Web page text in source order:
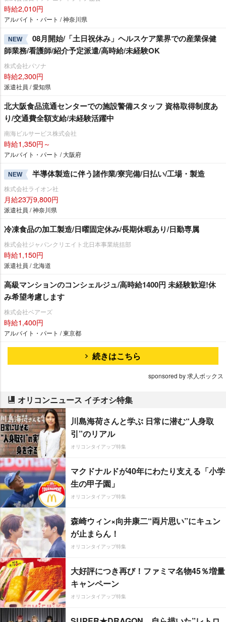
時給2,010円
アルバイト・パート / 神奈川県
NEW
08月開始/「土日祝休み」ヘルスケア業界での産業保健
師業務/看護師/紹介予定派遣/高時給/未経験OK
株式会社パソナ
時給2,300円
派遣社員 / 愛知県
北大阪食品流通センターでの施設警備スタッフ 資格取得制度あ
り/交通費全額支給/未経験活躍中
南海ビルサービス株式会社
時給1,350円～
アルバイト・パート / 大阪府
NEW 半導体製造に伴う諸作業/寮完備/日払い/工場・製造
株式会社ライオン社
月給23万9,800円
派遣社員 / 神奈川県
冷凍食品の加工製造/日曜固定休み/長期休暇あり/日勤専属
株式会社ジャパンクリエイト北日本事業統括部
時給1,150円
派遣社員 / 北海道
高級マンションのコンシェルジュ/高時給1400円 未経験歓迎!休
み希望考慮します
株式会社ベアーズ
時給1,400円
アルバイト・パート / 東京都
続きはこちら
sponsored by 求人ボックス
オリコンニュース イチオシ特集
川島海荷さんと学ぶ 日常に潜む“人身取
引”のリアル
オリコンタイアップ特集
マクドナルドが40年にわたり支える「小学
生の甲子園」
オリコンタイアップ特集
森崎ウィン×向井康二“両片思い”にキュン
が止まらん！
オリコンタイアップ特集
大好評につき再び！ファミマ名物45％増量
キャンペーン
オリコンタイアップ特集